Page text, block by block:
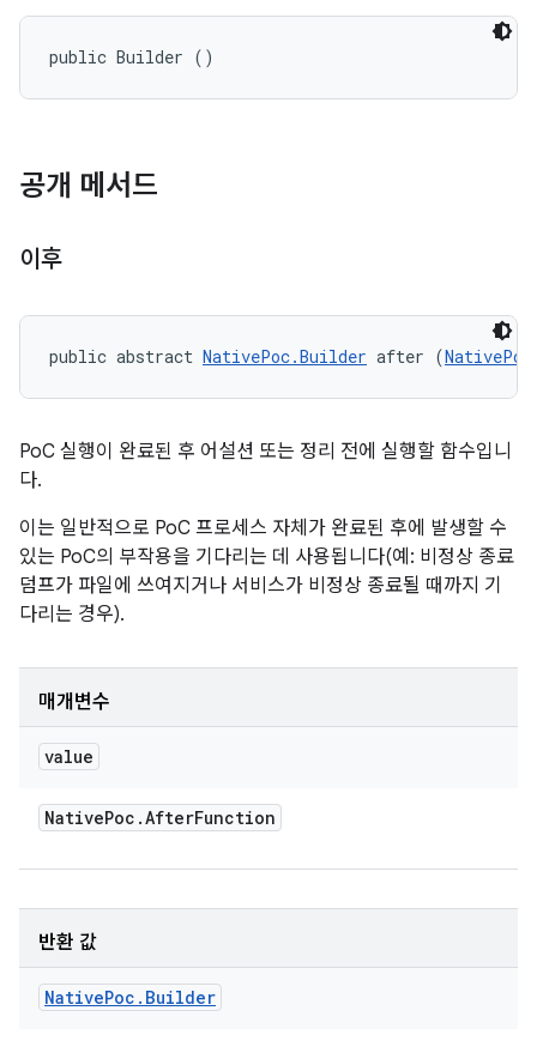
public Builder ()
공개 메서드
이후
public abstract NativePoc.Builder after (
PoC 실행이 완료된 후 어설션 또는 정리 전에 실행할 함수입니
다.
이는 일반적으로 PoC 프로세스 자체가 완료된 후에 발생할 수
있는 PoC의 부작용을 기다리는 데 사용됩니다(예: 비정상 종료
덤프가 파일에 쓰여지거나 서비스가 비정상 종료될 때까지 기
다리는 경우).
매개변수
value
NativePoc .AfterFunction
반환 값
NativePoc . Builder